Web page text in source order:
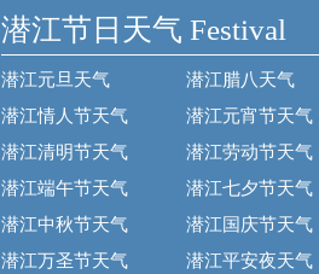
潜江节日天气 Festival
潜江元旦天气
潜江腊八天气
潜江情人节天气
潜江元宵节天气
潜江清明节天气
潜江劳动节天气
潜江端午节天气
潜江七夕节天气
潜江中秋节天气
潜江国庆节天气
潜江万圣节天气
潜江平安夜天气